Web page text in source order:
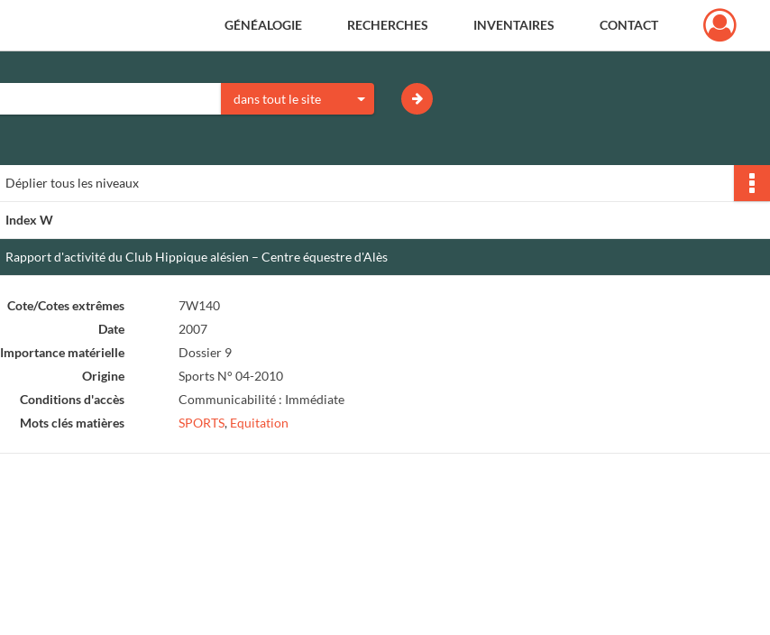
GÉNÉALOGIE RECHERCHES INVENTAIRES CONTACT
dans tout le site
Dépliertous les niveaux
Index W
Rapport d'activité du Club Hippique alésien – Centre équestre d'Alès
Cote/Cotes extrêmes
7W140
Date
2007
Importance matérielle
Dossier 9
Origine
Sports N° 04-2010
Conditions d'accès
Communicabilité : Immédiate
Mots clés matières
SPORTS, Equitation